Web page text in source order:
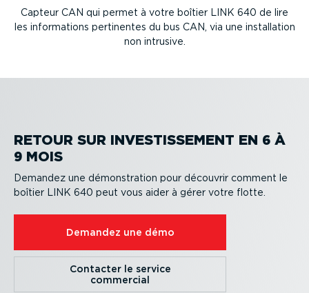
Capteur CAN qui permet à votre boîtier LINK 640 de lire
les infor­ma­tions pertinentes du bus CAN, via une instal­lation
non intrusive.
RETOUR SUR INVES­TIS­SEMENT EN 6 À
9 MOIS
Demandez une démons­tration pour découvrir comment le
boîtier LINK 640 peut vous aider à gérer votre flotte.
Demandez une démo
Contacter le service
commercial